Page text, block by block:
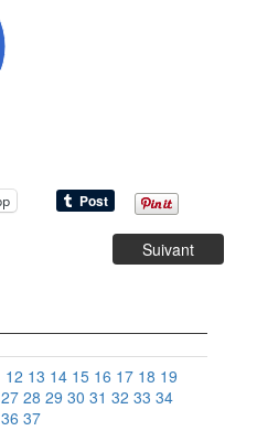
Suivant
12 13 14 15 16 17 18 19
27 28 29 30 31 32 33 34
36 37